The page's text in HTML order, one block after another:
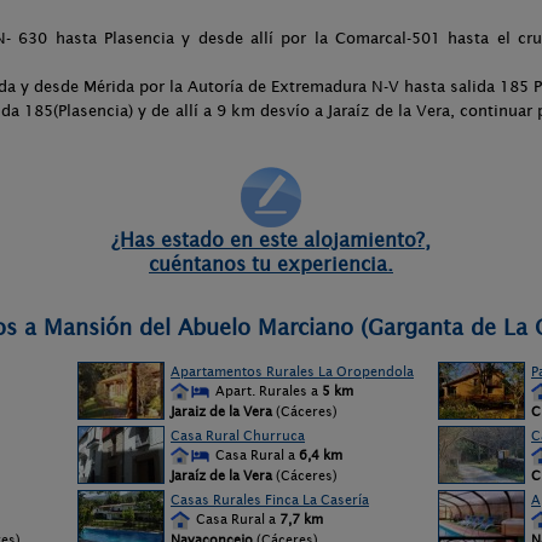
630 hasta Plasencia y desde allí por la Comarcal-501 hasta el
y desde Mérida por la Autoría de Extremadura N-V hasta salida 185
185(Plasencia) y de allí a 9 km desvío a Jaraíz de la Vera,
¿Has estado en este alojamiento?,
cuéntanos tu experiencia.
a Mansión del Abuelo Marciano (Garganta de La
Apartamentos Rurales La Oropendola
Apart. Rurales a 5 km
Jaraiz de la Vera (Cáceres)
Casa Rural Churruca
Casa Rural a 6,4 km
Jaraíz de la Vera (Cáceres)
Casas Rurales Finca La Casería
Casa Rural a 7,7 km